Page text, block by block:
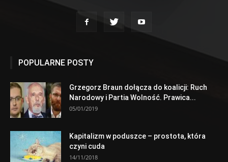
POPULARNE POSTY
Grzegorz Braun dołącza do koalicji: Ruch
Narodowy i Partia Wolność. Prawica...
05/01/2019
Kapitalizm w poduszce – prostota, która
czyni cuda
14/11/2018